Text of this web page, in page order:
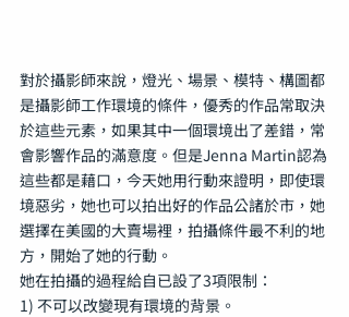
對於攝影師來說，燈光、場景、模特、構圖都
是攝影師工作環境的條件，優秀的作品常取決
於這些元素，如果其中一個環境出了差錯，常
會影響作品的滿意度。但是Jenna Martin認為
這些都是藉口，今天她用行動來證明，即使環
境惡劣，她也可以拍出好的作品公諸於市，她
選擇在美國的大賣場裡，拍攝條件最不利的地
方，開始了她的行動。
她在拍攝的過程給自已設了3項限制：
1) 不可以改變現有環境的背景。